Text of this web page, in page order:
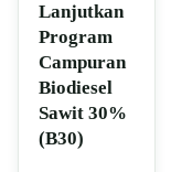
Lanjutkan
Program
Campuran
Biodiesel
Sawit 30%
(B30)